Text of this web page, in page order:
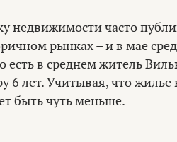
недвижимости часто
рынках – и в мае
есть в среднем житель
6 лет. Учитывая, что
быть чуть меньше.